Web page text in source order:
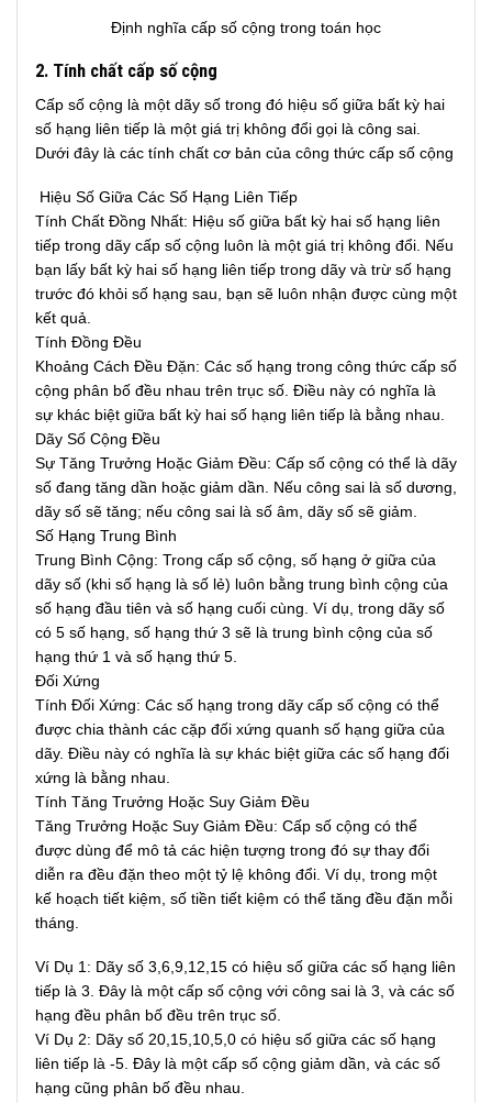
Định nghĩa cấp số cộng trong toán học
2. Tính chất cấp số cộng
Cấp số cộng là một dãy số trong đó hiệu số giữa bất kỳ hai
số hạng liên tiếp là một giá trị không đổi gọi là công sai.
Dưới đây là các tính chất cơ bản của công thức cấp số cộng
Hiệu Số Giữa Các Số Hạng Liên Tiếp
Tính Chất Đồng Nhất: Hiệu số giữa bất kỳ hai số hạng liên
tiếp trong dãy cấp số cộng luôn là một giá trị không đổi. Nếu
bạn lấy bất kỳ hai số hạng liên tiếp trong dãy và trừ số hạng
trước đó khỏi số hạng sau, bạn sẽ luôn nhận được cùng một
kết quả.
Tính Đồng Đều
Khoảng Cách Đều Đặn: Các số hạng trong công thức cấp số
cộng phân bố đều nhau trên trục số. Điều này có nghĩa là
sự khác biệt giữa bất kỳ hai số hạng liên tiếp là bằng nhau.
Dãy Số Cộng Đều
Sự Tăng Trưởng Hoặc Giảm Đều: Cấp số cộng có thể là dãy
số đang tăng dần hoặc giảm dần. Nếu công sai là số dương,
dãy số sẽ tăng; nếu công sai là số âm, dãy số sẽ giảm.
Số Hạng Trung Bình
Trung Bình Cộng: Trong cấp số cộng, số hạng ở giữa của
dãy số (khi số hạng là số lẻ) luôn bằng trung bình cộng của
số hạng đầu tiên và số hạng cuối cùng. Ví dụ, trong dãy số
có 5 số hạng, số hạng thứ 3 sẽ là trung bình cộng của số
hạng thứ 1 và số hạng thứ 5.
Đối Xứng
Tính Đối Xứng: Các số hạng trong dãy cấp số cộng có thể
được chia thành các cặp đối xứng quanh số hạng giữa của
dãy. Điều này có nghĩa là sự khác biệt giữa các số hạng đối
xứng là bằng nhau.
Tính Tăng Trưởng Hoặc Suy Giảm Đều
Tăng Trưởng Hoặc Suy Giảm Đều: Cấp số cộng có thể
được dùng để mô tả các hiện tượng trong đó sự thay đổi
diễn ra đều đặn theo một tỷ lệ không đổi. Ví dụ, trong một
kế hoạch tiết kiệm, số tiền tiết kiệm có thể tăng đều đặn mỗi
tháng.
Ví Dụ 1: Dãy số 3,6,9,12,15 có hiệu số giữa các số hạng liên
tiếp là 3. Đây là một cấp số cộng với công sai là 3, và các số
hạng đều phân bố đều trên trục số.
Ví Dụ 2: Dãy số 20,15,10,5,0 có hiệu số giữa các số hạng
liên tiếp là -5. Đây là một cấp số cộng giảm dần, và các số
hạng cũng phân bố đều nhau.